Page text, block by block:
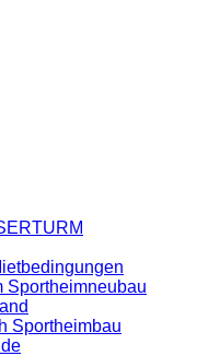
Sportheimneubau
Sportheimbau